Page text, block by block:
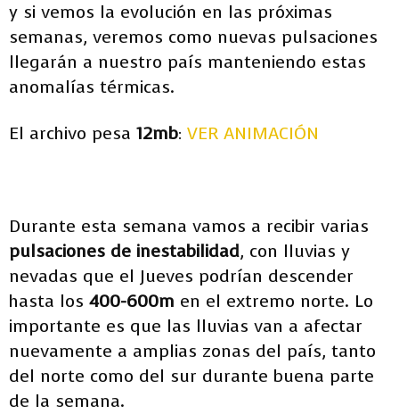
y si vemos la evolución en las próximas
semanas, veremos como nuevas pulsaciones
llegarán a nuestro país manteniendo estas
anomalías térmicas.
El archivo pesa 12mb: VER ANIMACIÓN
Durante esta semana vamos a recibir varias
pulsaciones de inestabilidad, con lluvias y
nevadas que el Jueves podrían descender
hasta los 400-600m en el extremo norte. Lo
importante es que las lluvias van a afectar
nuevamente a amplias zonas del país, tanto
del norte como del sur durante buena parte
de la semana.